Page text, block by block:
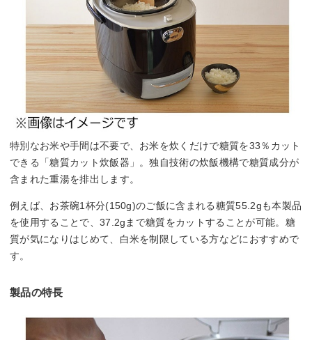
特別なお米や手間は不要で、お米を炊くだけで糖質を33％カット
できる「糖質カット炊飯器」。独自技術の炊飯機構で糖質成分が
含まれた重湯を排出します。
例えば、お茶碗1杯分(150g)のご飯に含まれる糖質55.2gも本製品
を使用することで、37.2gまで糖質をカットすることが可能。糖
質が気になりはじめて、白米を制限している方などにおすすめで
す。
製品の特長